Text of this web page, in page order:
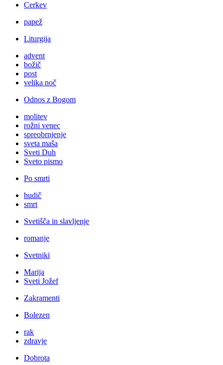
Cerkev
papež
Liturgija
advent
božič
post
velika noč
Odnos z Bogom
molitev
rožni venec
spreobrnjenje
sveta maša
Sveti Duh
Sveto pismo
Po smrti
hudič
smrt
Svetišča in slavljenje
romanje
Svetniki
Marija
Sveti Jožef
Zakramenti
Bolezen
rak
zdravje
Dobrota